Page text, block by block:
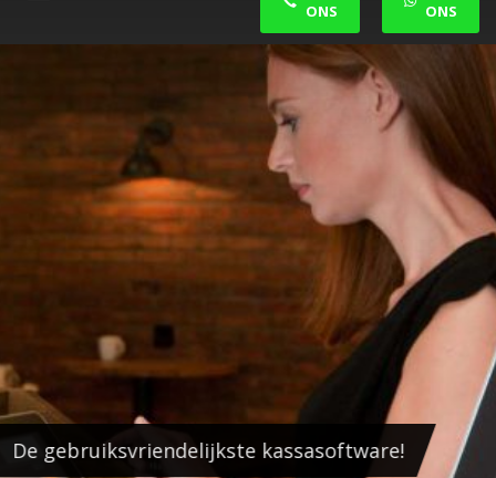
ONS
ONS
De gebruiksvriendelijkste kassasoftware!